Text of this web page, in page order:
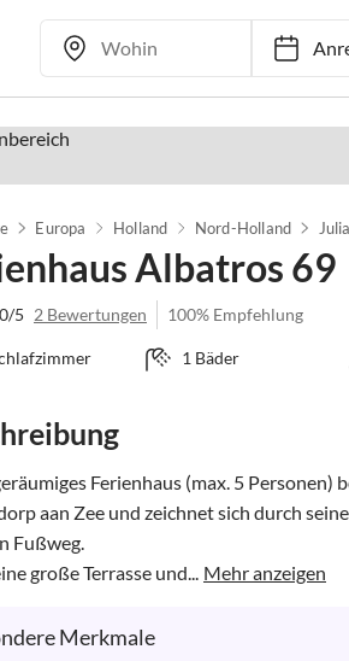
Europa Holland Nord-Holland
Albatros 69
5 2 Bewertungen 100% Empfehlung
1 Bäder
Ferienhaus (max. 5 Personen)
aan Zee und zeichnet sich durch
Fußweg.
große Terrasse und... Mehr anzeigen
Merkmale